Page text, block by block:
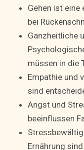
Gehen ist
bei
Ganzheitliche
müssen in die
Empathie und
sind
Angst und
beeinflussen
Ernährung